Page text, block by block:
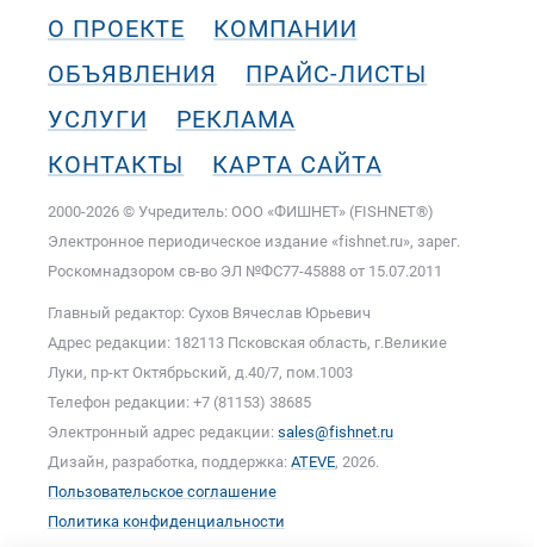
О ПРОЕКТЕ
КОМПАНИИ
ОБЪЯВЛЕНИЯ
ПРАЙС-ЛИСТЫ
УСЛУГИ
РЕКЛАМА
КОНТАКТЫ
КАРТА САЙТА
2000-2026 © Учредитель: ООО «ФИШНЕТ» (FISHNET®)
Электронное периодическое издание «fishnet.ru», зарег.
Роскомнадзором cв-во ЭЛ №ФС77-45888 от 15.07.2011
Главный редактор: Сухов Вячеслав Юрьевич
Адрес редакции: 182113 Псковская область, г.Великие
Луки, пр-кт Октябрьский, д.40/7, пом.1003
Телефон редакции: +7 (81153) 38685
Электронный адрес редакции: sales@fishnet.ru
Дизайн, разработка, поддержка: ATEVE, 2026.
Пользовательское соглашение
Политика конфиденциальности